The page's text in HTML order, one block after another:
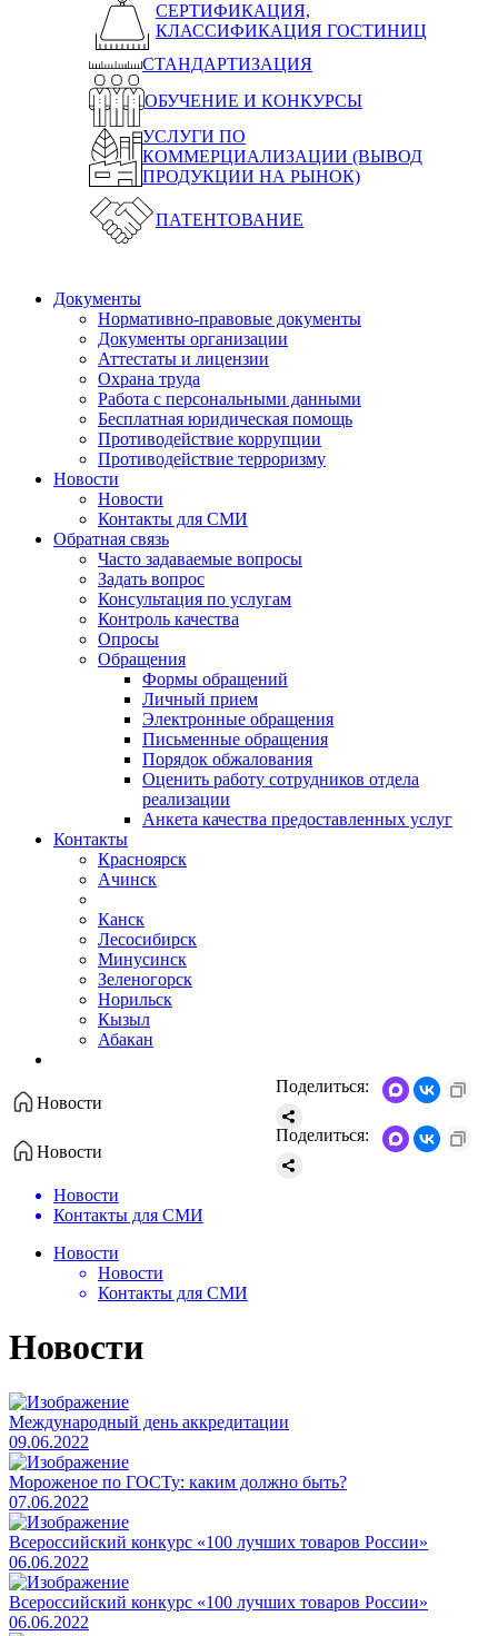
СЕРТИФИКАЦИЯ,
КЛАССИФИКАЦИЯ ГОСТИНИЦ
СТАНДАРТИЗАЦИЯ
ОБУЧЕНИЕ И КОНКУРСЫ
УСЛУГИ ПО
КОММЕРЦИАЛИЗАЦИИ (ВЫВОД
ПРОДУКЦИИ НА РЫНОК)
ПАТЕНТОВАНИЕ
Документы
Нормативно-правовые документы
Документы организации
Аттестаты и лицензии
Охрана труда
Работа с персональными данными
Бесплатная юридическая помощь
Противодействие коррупции
Противодействие терроризму
Новости
Новости
Контакты для СМИ
Обратная связь
Часто задаваемые вопросы
Задать вопрос
Консультация по услугам
Контроль качества
Опросы
Обращения
Формы обращений
Личный прием
Электронные обращения
Письменные обращения
Порядок обжалования
Оценить работу сотрудников отдела
реализации
Анкета качества предоставленных услуг
Контакты
Красноярск
Ачинск
Канск
Лесосибирск
Минусинск
Зеленогорск
Норильск
Кызыл
Абакан
Новости
Поделиться:
Новости
Поделиться:
Новости
Контакты для СМИ
Новости
Новости
Контакты для СМИ
Новости
Международный день аккредитации
09.06.2022
Мороженое по ГОСТу: каким должно быть?
07.06.2022
Всероссийский конкурс «100 лучших товаров России»
06.06.2022
Всероссийский конкурс «100 лучших товаров России»
06.06.2022